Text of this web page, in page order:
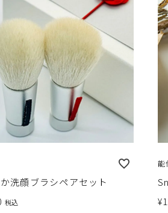
洗顔ブラシペアセット
税込
能
¥